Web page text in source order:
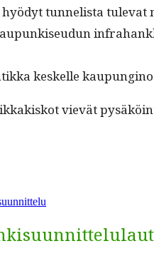
tun­nelista tule­vat
keskelle
vievät